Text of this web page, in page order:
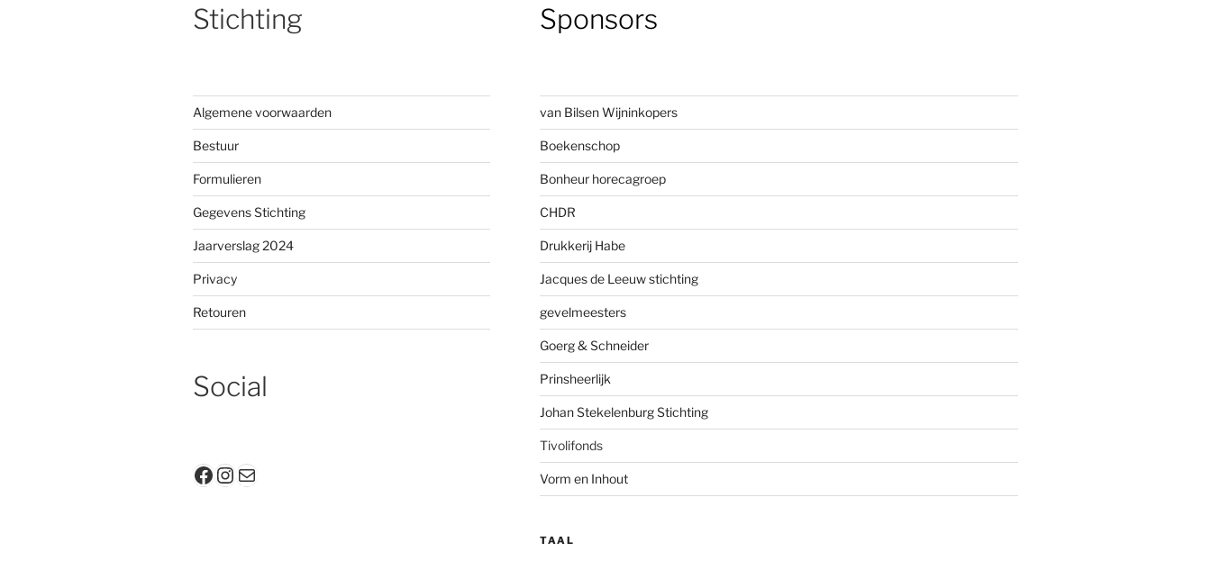
Stichting
Algemene voorwaarden
Bestuur
Formulieren
Gegevens Stichting
Jaarverslag 2024
Privacy
Retouren
Social
Facebook
Instagram
E-mail
Sponsors
van Bilsen Wijninkopers
Boekenschop
Bonheur horecagroep
CHDR
Drukkerij Habe
Jacques de Leeuw stichting
gevelmeesters
Goerg & Schneider
Prinsheerlijk
Johan Stekelenburg Stichting
Tivolifonds
Vorm en Inhout
TAAL